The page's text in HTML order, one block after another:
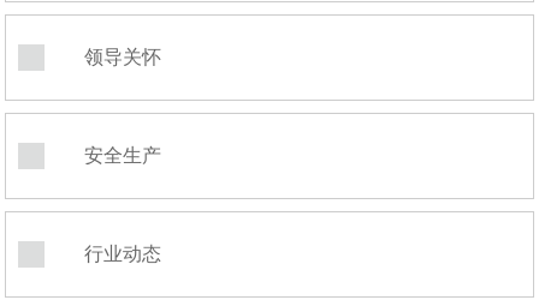
领导关怀
安全生产
行业动态